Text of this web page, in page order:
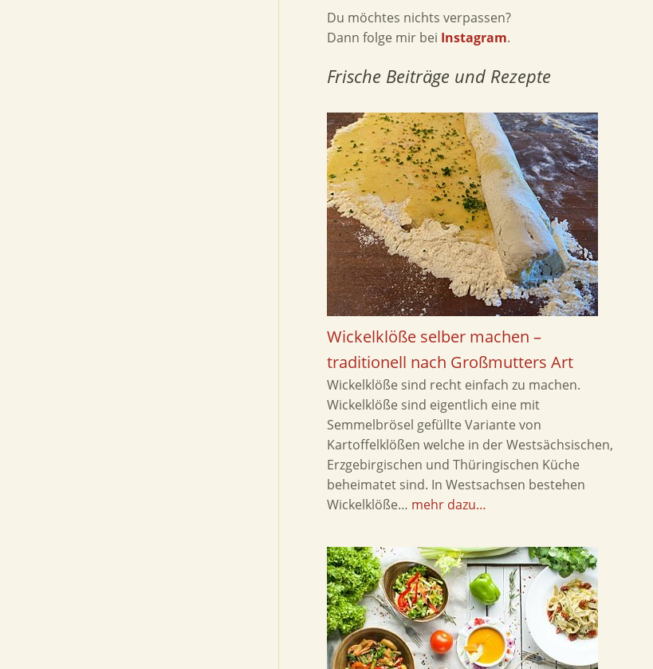
Du möchtes nichts verpassen?
Dann folge mir bei Instagram.
Frische Beiträge und Rezepte
Wickelklöße selber machen –
traditionell nach Großmutters Art
Wickelklöße sind recht einfach zu machen.
Wickelklöße sind eigentlich eine mit
Semmelbrösel gefüllte Variante von
Kartoffelklößen welche in der Westsächsischen,
Erzgebirgischen und Thüringischen Küche
beheimatet sind. In Westsachsen bestehen
Wickelklöße… mehr dazu…